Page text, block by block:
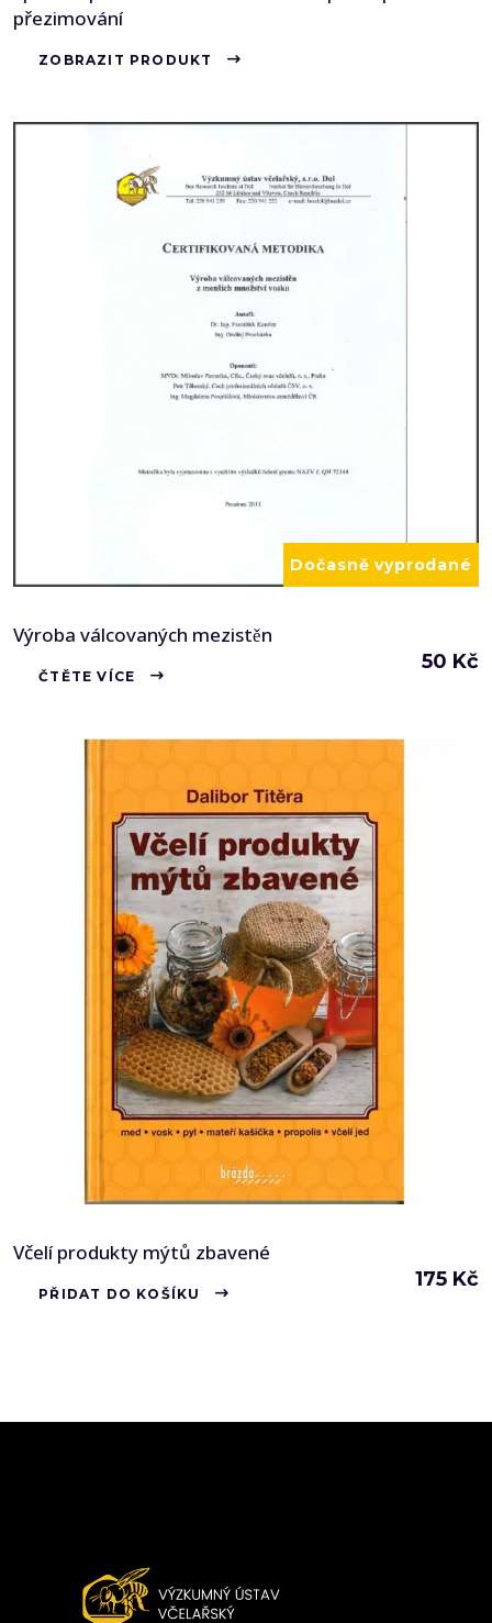
přezimování
ZOBRAZIT PRODUKT
Dočasně vyprodané
Výroba válcovaných mezistěn
50 Kč
ČTĚTE VÍCE
Včelí produkty mýtů zbavené
175 Kč
PŘIDAT DO KOŠÍKU